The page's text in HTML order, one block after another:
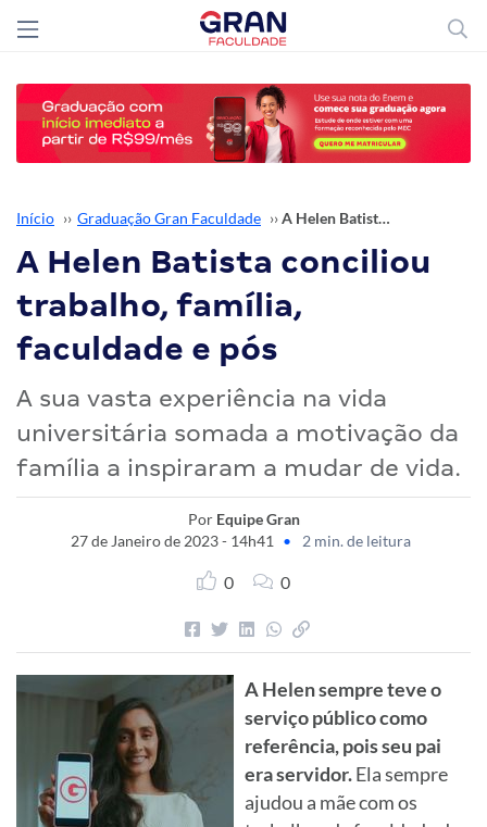
Início ›› Graduação Gran Faculdade ›› A Helen Batista conciliou trabalho, família, faculdade e pós
A Helen Batista conciliou
trabalho, família,
faculdade e pós
A sua vasta experiência na vida
universitária somada a motivação da
família a inspiraram a mudar de vida.
Por Equipe Gran
27 de Janeiro de 2023 - 14h41
• 2 min. de leitura
0 0
A Helen sempre teve o
serviço público como
referência, pois seu pai
era servidor.Ela sempre
ajudou a mãe com os